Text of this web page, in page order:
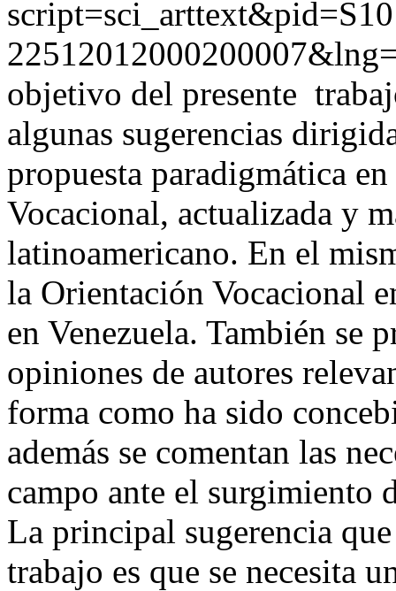
objetivo del presente
algunas sugerencias
propuesta paradigmática
Vocacional, actualizada y
latinoamericano. En el
la Orientación Vocacional
en Venezuela. También se
opiniones de autores
forma como ha sido
además se comentan las
campo ante el surgimiento
La principal sugerencia
trabajo es que se necesita